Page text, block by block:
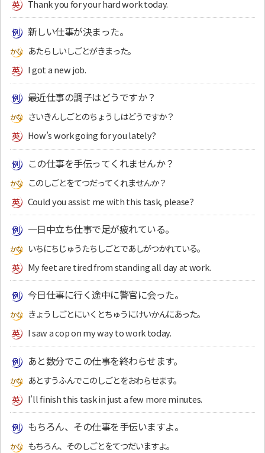
Thank you for your hard work today.
新しい仕事が決まった。
あたらしいしごとがきまった。
I got a new job.
最近仕事の調子はどうですか？
さいきんしごとのちょうしはどうですか？
How’s work going for you lately?
この仕事を手伝ってくれませんか？
このしごとをてつだってくれませんか？
Could you assist me with this task, please?
一日中立ち仕事で足が疲れている。
いちにちじゅうたちしごとであしがつかれている。
My feet are tired from standing all day at work.
今日仕事に行く途中に警官に会った。
きょうしごとにいくとちゅうにけいかんにあった。
I saw a cop on my way to work today.
あと数分でこの仕事を終わらせます。
あとすうふんでこのしごとをおわらせます。
I’ll finish this task in just a few more minutes.
もちろん、その仕事を手伝いますよ。
もちろん、そのしごとをてつだいますよ。